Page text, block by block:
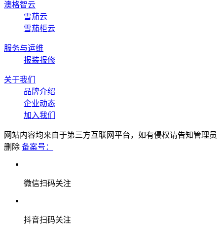
澳格智云
雪茄云
雪茄柜云
服务与运维
报装报修
关于我们
品牌介绍
企业动态
加入我们
网站内容均来自于第三方互联网平台，如有侵权请告知管理员
删除 备案号：
微信扫码关注
抖音扫码关注